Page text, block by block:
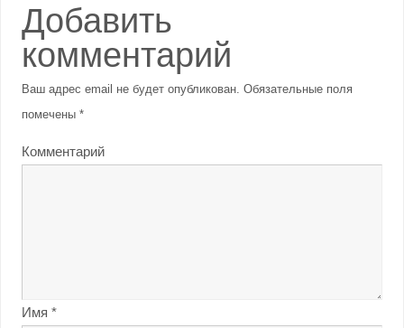
Добавить
комментарий
Ваш адрес email не будет опубликован. Обязательные поля
помечены *
Комментарий
Имя *